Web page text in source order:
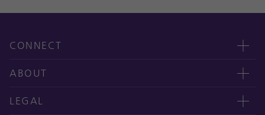
CONNECT
Contact us
오시는 길
ABOUT
CEO message
LEGAL